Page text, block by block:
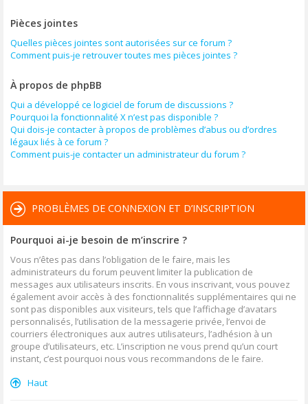
Pièces jointes
Quelles pièces jointes sont autorisées sur ce forum ?
Comment puis-je retrouver toutes mes pièces jointes ?
À propos de phpBB
Qui a développé ce logiciel de forum de discussions ?
Pourquoi la fonctionnalité X n’est pas disponible ?
Qui dois-je contacter à propos de problèmes d’abus ou d’ordres
légaux liés à ce forum ?
Comment puis-je contacter un administrateur du forum ?
PROBLÈMES DE CONNEXION ET D’INSCRIPTION
Pourquoi ai-je besoin de m’inscrire ?
Vous n’êtes pas dans l’obligation de le faire, mais les
administrateurs du forum peuvent limiter la publication de
messages aux utilisateurs inscrits. En vous inscrivant, vous pouvez
également avoir accès à des fonctionnalités supplémentaires qui ne
sont pas disponibles aux visiteurs, tels que l’affichage d’avatars
personnalisés, l’utilisation de la messagerie privée, l’envoi de
courriers électroniques aux autres utilisateurs, l’adhésion à un
groupe d’utilisateurs, etc. L’inscription ne vous prend qu’un court
instant, c’est pourquoi nous vous recommandons de le faire.
Haut